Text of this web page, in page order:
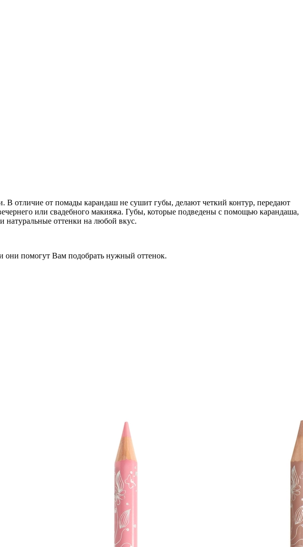
отличие от помады карандаш не сушит губы, делают четкий контур, передают
или свадебного макияжа. Губы, которые подведены с помощью карандаша,
натуральные оттенки на любой вкус.
они помогут Вам подобрать нужный оттенок.